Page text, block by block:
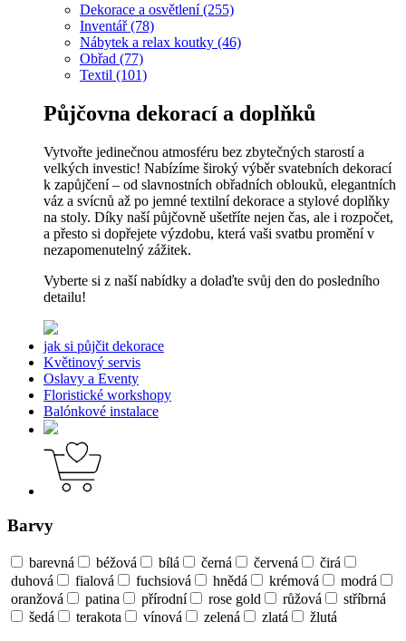
Dekorace a osvětlení (255)
Inventář (78)
Nábytek a relax koutky (46)
Obřad (77)
Textil (101)
Půjčovna dekorací a doplňků
Vytvořte jedinečnou atmosféru bez zbytečných starostí a
velkých investic! Nabízíme široký výběr svatebních dekorací
k zapůjčení – od slavnostních obřadních oblouků, elegantních
váz a svícnů až po jemné textilní dekorace a stylové doplňky
na stoly. Díky naší půjčovně ušetříte nejen čas, ale i rozpočet,
a přesto si dopřejete výzdobu, která vaši svatbu promění v
nezapomenutelný zážitek.
Vyberte si z naší nabídky a dolaďte svůj den do posledního
detailu!
jak si půjčit dekorace
Květinový servis
Oslavy a Eventy
Floristické workshopy
Balónkové instalace
Barvy
barevná béžová bílá černá červená
čirá
duhová
fialová fuchsiová hnědá krémová
modrá
oranžová
patina přírodní rose gold růžová
stříbrná
šedá
terakota vínová zelená zlatá žlutá